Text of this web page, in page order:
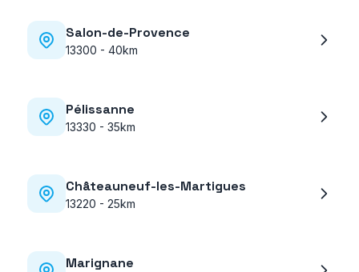
Salon-de-Provence
13300 - 40km
Pélissanne
13330 - 35km
Châteauneuf-les-Martigues
13220 - 25km
Marignane